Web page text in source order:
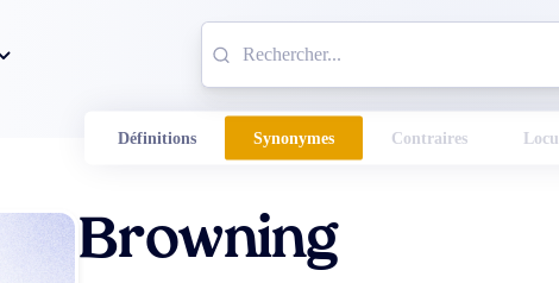
Définitions Synonymes Contraires
Browning